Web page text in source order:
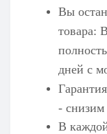
Вы
товара:
дней с
- снизим
В